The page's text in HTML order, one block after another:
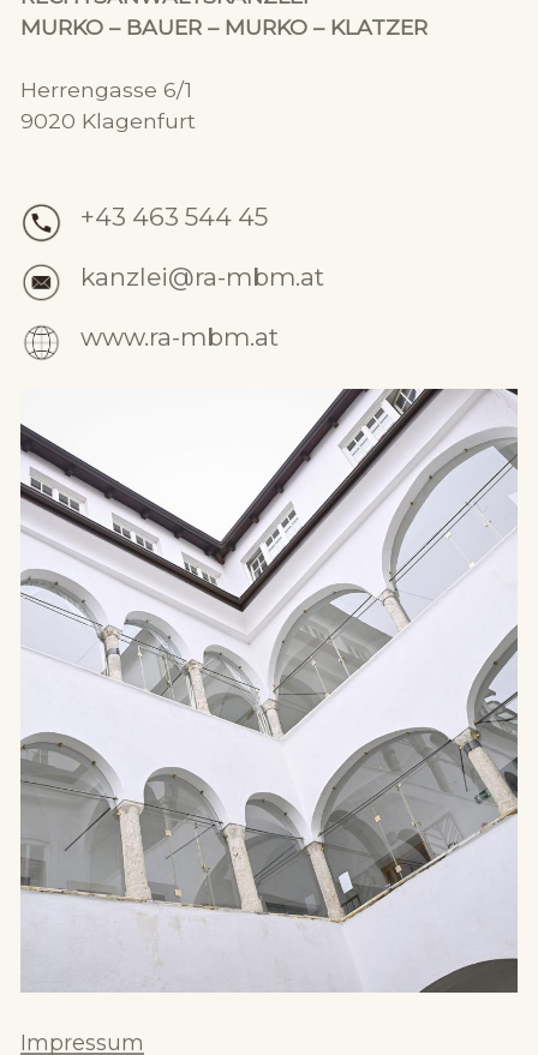
MURKO – BAUER – MURKO – KLATZER
Herrengasse 6/1
9020 Klagenfurt
+43 463 544 45
kanzlei@ra-mbm.at
www.ra-mbm.at
Impressum